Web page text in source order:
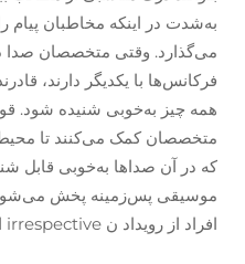
به‌شدت در اینکه مخاطبان پیام
می‌گذارد. وقتی متخصصان صدا
فرکانس‌ها با یکدیگر دارند،
همه چیز به‌خوبی شنیده شود.
متخصصان کمک می‌کنند تا
که در آن صداها به‌خوبی قابل
موسیقی پس‌زمینه پخش
افراد از رویداد ن irrespective از نوعش لذت بیشتری ببرند.